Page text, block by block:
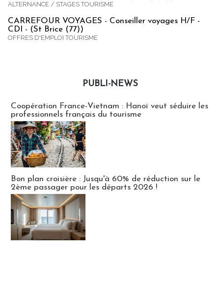
ALTERNANCE / STAGES TOURISME
CARREFOUR VOYAGES - Conseiller voyages H/F -
CDI - (St Brice (77))
OFFRES D'EMPLOI TOURISME
PUBLI-NEWS
Coopération France-Vietnam : Hanoï veut séduire les
professionnels français du tourisme
Bon plan croisière : Jusqu'à 60% de réduction sur le
2ème passager pour les départs 2026 !